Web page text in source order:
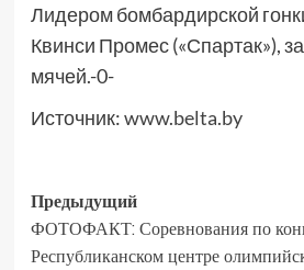
Лидером бомбардирской
Квинси Промес («Спартак»),
мячей.-0-
Источник:www.belta.by
Предыдущий
ФОТОФАКТ: Соревнования по
Республиканском центре